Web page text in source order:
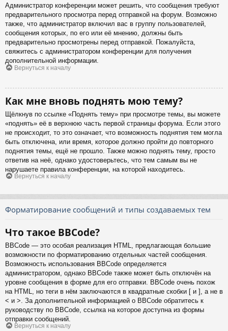
Администратор конференции может решить, что сообщения требуют
предварительного просмотра перед отправкой на форум. Возможно
также, что администратор включил вас в группу пользователей,
сообщения которых, по его или её мнению, должны быть
предварительно просмотрены перед отправкой. Пожалуйста,
свяжитесь с администратором конференции для получения
дополнительной информации.
Вернуться к началу
Как мне вновь поднять мою тему?
Щёлкнув по ссылке «Поднять тему» при просмотре темы, вы можете
«поднять» её в верхнюю часть первой страницы форума. Если этого
не происходит, то это означает, что возможность поднятия тем могла
быть отключена, или время, которое должно пройти до повторного
поднятия темы, ещё не прошло. Также можно поднять тему, просто
ответив на неё, однако удостоверьтесь, что тем самым вы не
нарушаете правила конференции, на которой находитесь.
Вернуться к началу
Форматирование сообщений и типы создаваемых тем
Что такое BBCode?
BBCode — это особая реализация HTML, предлагающая большие
возможности по форматированию отдельных частей сообщения.
Возможность использования BBCode определяется
администратором, однако BBCode также может быть отключён на
уровне сообщения в форме для его отправки. BBCode очень похож
на HTML, но теги в нём заключаются в квадратные скобки [ и ], а не в
< и >. За дополнительной информацией о BBCode обратитесь к
руководству по BBCode, ссылка на которое доступна из формы
отправки сообщений.
Вернуться к началу